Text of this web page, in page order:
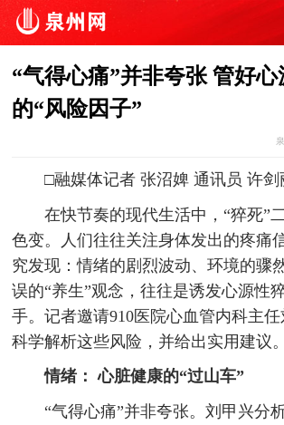
“气得心痛”并非夸张 管好
的“风险因子”
□融媒体记者 张沼婢 通讯员 许剑
在快节奏的现代生活中，“猝死”
色变。人们往往关注身体发出的疼痛
究发现：情绪的剧烈波动、环境的骤
误的“养生”观念，往往是诱发心源性
手。记者邀请910医院心血管内科主
科学解析这些风险，并给出实用建议。
情绪： 心脏健康的“过山车”
“气得心痛”并非夸张。刘甲兴分